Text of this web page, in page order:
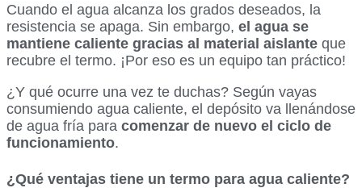
Cuando el agua alcanza los grados deseados, la
resistencia se apaga. Sin embargo, el agua se
mantiene caliente gracias al material aislante que
recubre el termo. ¡Por eso es un equipo tan práctico!
¿Y qué ocurre una vez te duchas? Según vayas
consumiendo agua caliente, el depósito va llenándose
de agua fría para comenzar de nuevo el ciclo de
funcionamiento.
¿Qué ventajas tiene un termo para agua caliente?